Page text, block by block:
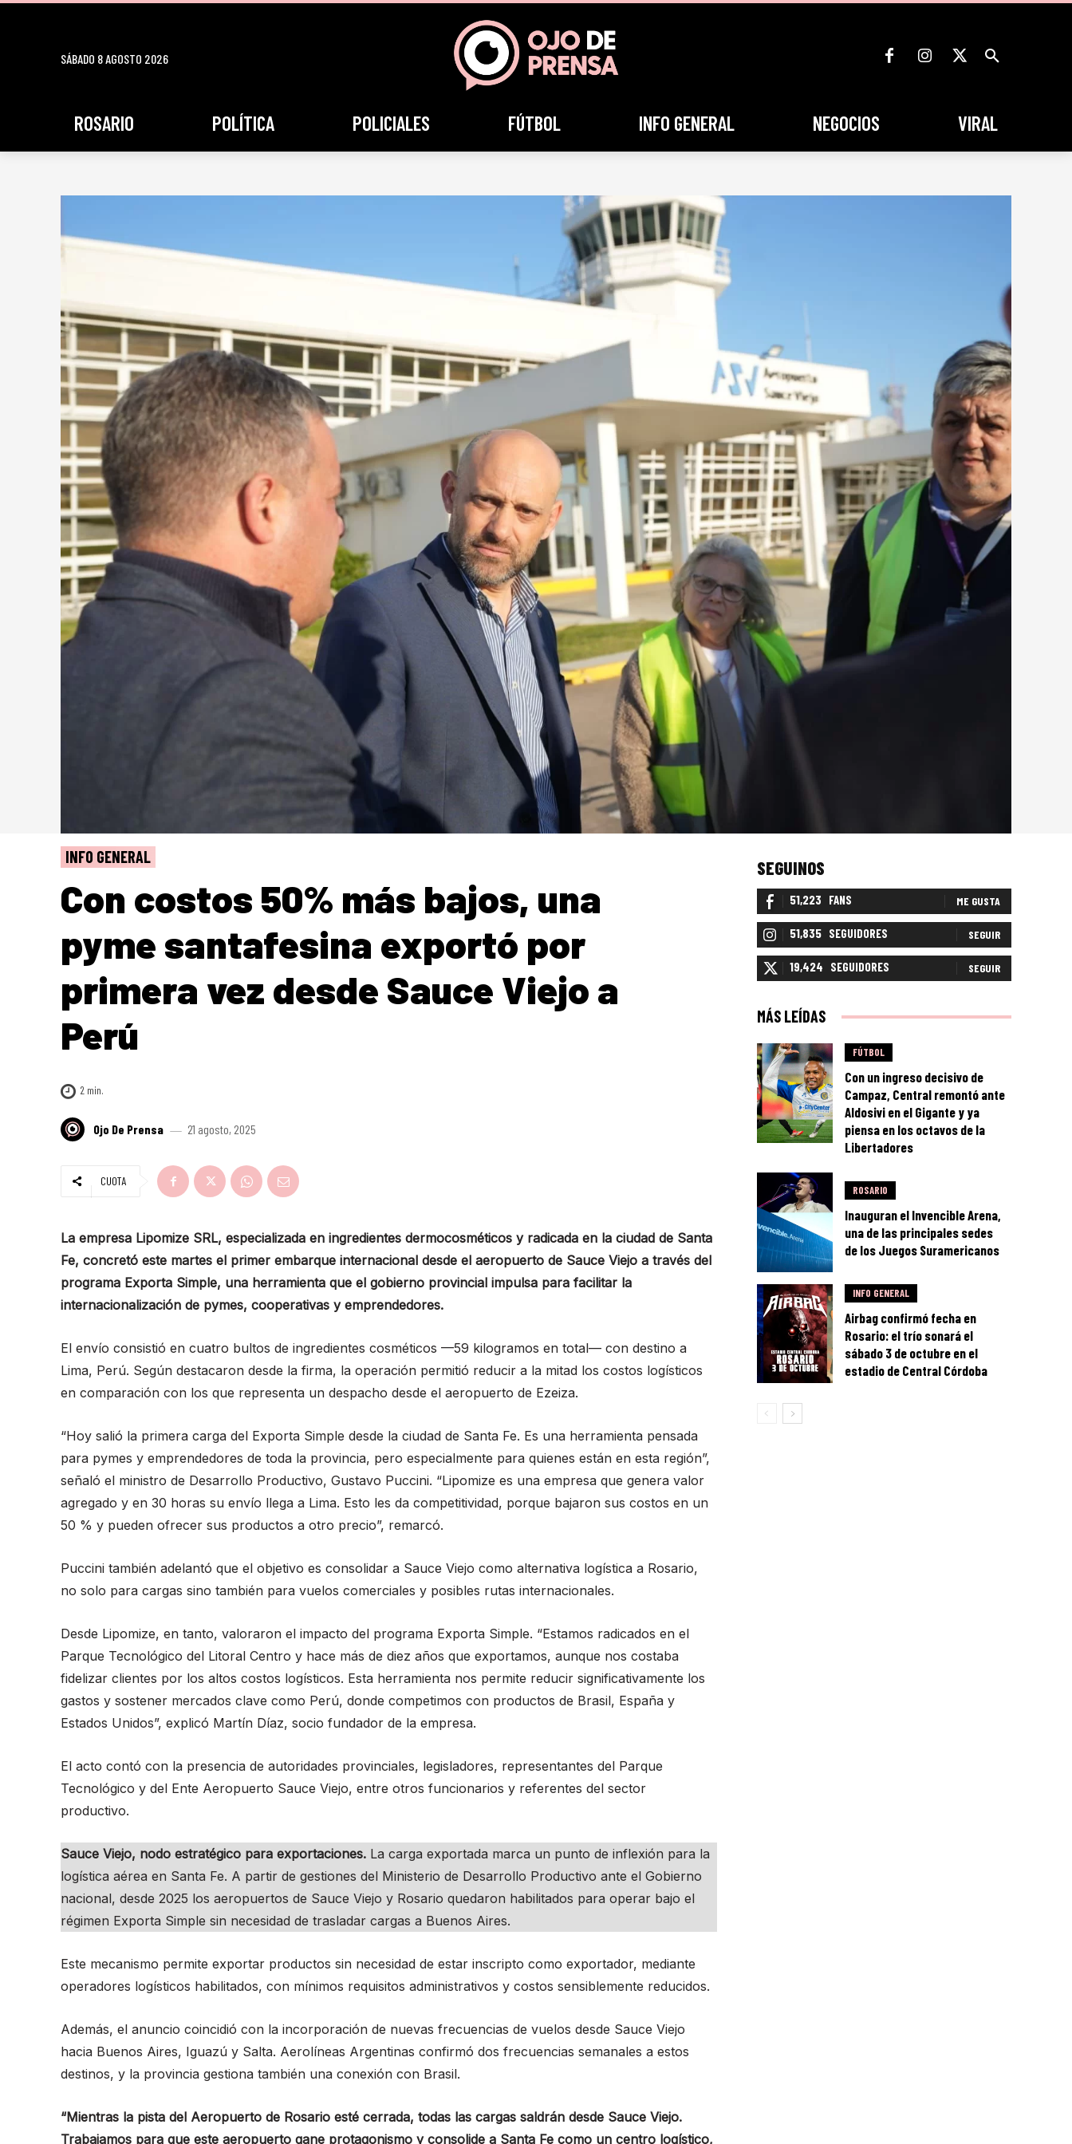
SÁBADO 8 AGOSTO 2026
ROSARIO POLÍTICA POLICIALES FÚTBOL INFO GENERAL NEGOCIOS VIRAL
INFO GENERAL
Con costos 50% más bajos, una
pyme santafesina exportó por
primera vez desde Sauce Viejo a
Perú
2 min.
Ojo De Prensa 21 agosto, 2025
CUOTA
La empresa Lipomize SRL, especializada en ingredientes dermocosméticos y radicada en la ciudad de Santa
Fe, concretó este martes el primer embarque internacional desde el aeropuerto de Sauce Viejo a través del
programa Exporta Simple, una herramienta que el gobierno provincial impulsa para facilitar la
internacionalización de pymes, cooperativas y emprendedores.
El envío consistió en cuatro bultos de ingredientes cosméticos —59 kilogramos en total— con destino a
Lima, Perú. Según destacaron desde la firma, la operación permitió reducir a la mitad los costos logísticos
en comparación con los que representa un despacho desde el aeropuerto de Ezeiza.
“Hoy salió la primera carga del Exporta Simple desde la ciudad de Santa Fe. Es una herramienta pensada
para pymes y emprendedores de toda la provincia, pero especialmente para quienes están en esta región”,
señaló el ministro de Desarrollo Productivo, Gustavo Puccini. “Lipomize es una empresa que genera valor
agregado y en 30 horas su envío llega a Lima. Esto les da competitividad, porque bajaron sus costos en un
50 % y pueden ofrecer sus productos a otro precio”, remarcó.
Puccini también adelantó que el objetivo es consolidar a Sauce Viejo como alternativa logística a Rosario,
no solo para cargas sino también para vuelos comerciales y posibles rutas internacionales.
Desde Lipomize, en tanto, valoraron el impacto del programa Exporta Simple. “Estamos radicados en el
Parque Tecnológico del Litoral Centro y hace más de diez años que exportamos, aunque nos costaba
fidelizar clientes por los altos costos logísticos. Esta herramienta nos permite reducir significativamente los
gastos y sostener mercados clave como Perú, donde competimos con productos de Brasil, España y
Estados Unidos”, explicó Martín Díaz, socio fundador de la empresa.
El acto contó con la presencia de autoridades provinciales, legisladores, representantes del Parque
Tecnológico y del Ente Aeropuerto Sauce Viejo, entre otros funcionarios y referentes del sector
productivo.
Sauce Viejo, nodo estratégico para exportaciones. La carga exportada marca un punto de inflexión para la
logística aérea en Santa Fe. A partir de gestiones del Ministerio de Desarrollo Productivo ante el Gobierno
nacional, desde 2025 los aeropuertos de Sauce Viejo y Rosario quedaron habilitados para operar bajo el
régimen Exporta Simple sin necesidad de trasladar cargas a Buenos Aires.
Este mecanismo permite exportar productos sin necesidad de estar inscripto como exportador, mediante
operadores logísticos habilitados, con mínimos requisitos administrativos y costos sensiblemente reducidos.
Además, el anuncio coincidió con la incorporación de nuevas frecuencias de vuelos desde Sauce Viejo
hacia Buenos Aires, Iguazú y Salta. Aerolíneas Argentinas confirmó dos frecuencias semanales a estos
destinos, y la provincia gestiona también una conexión con Brasil.
“Mientras la pista del Aeropuerto de Rosario esté cerrada, todas las cargas saldrán desde Sauce Viejo.
Trabajamos para que este aeropuerto gane protagonismo y consolide a Santa Fe como un centro logístico,
SEGUINOS
51,223 FANS ME GUSTA
51,835 SEGUIDORES SEGUIR
19,424 SEGUIDORES SEGUIR
MÁS LEÍDAS
FÚTBOL
Con un ingreso decisivo de
Campaz, Central remontó ante
Aldosivi en el Gigante y ya
piensa en los octavos de la
Libertadores
ROSARIO
Inauguran el Invencible Arena,
una de las principales sedes
de los Juegos Suramericanos
INFO GENERAL
Airbag confirmó fecha en
Rosario: el trío sonará el
sábado 3 de octubre en el
estadio de Central Córdoba